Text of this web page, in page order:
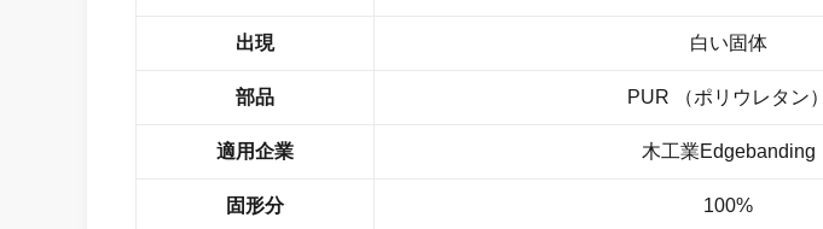
出現 白い固体
部品 PUR （ポリウレタン）
適用企業 木工業Edgebanding
固形分 100%